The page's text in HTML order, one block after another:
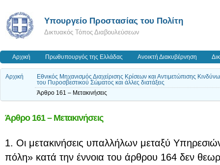
Υπουργείο Προστασίας του Πολίτη
Δικτυακός Τόπος Διαβουλεύσεων
Αρχική Πρωθυπουργός της Ελλάδας Ανοικτή Διακυβέρνηση
Αρχική
Εθνικός Μηχανισμός Διαχείρισης Κρίσεων και Αντιμετώπισης
του Πυροσβεστικού Σώματος και άλλες διατάξεις
Άρθρο 161 – Μετακινήσεις
Άρθρο 161 – Μετακινήσεις
1. Οι μετακινήσεις υπαλλήλων μεταξύ
πόλη» κατά την έννοια του άρθρου 164 δεν